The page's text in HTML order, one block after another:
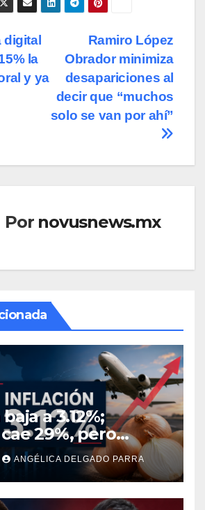
Ramiro López
Obrador minimiza
desapariciones al
decir que “muchos
solo se van por ahí”
digital
la
y ya
Por novusnews.mx
a 3.12%;
29%, pero
vuelos se
ANGÉLICA DELGADO PARRA